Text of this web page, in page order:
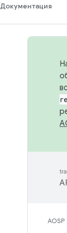
Документация
AOSP